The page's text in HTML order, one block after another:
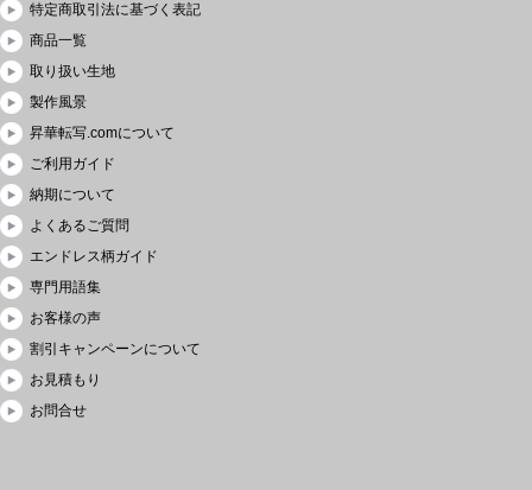
特定商取引法に基づく表記
商品一覧
取り扱い生地
製作風景
昇華転写.comについて
ご利用ガイド
納期について
よくあるご質問
エンドレス柄ガイド
専門用語集
お客様の声
割引キャンペーンについて
お見積もり
お問合せ